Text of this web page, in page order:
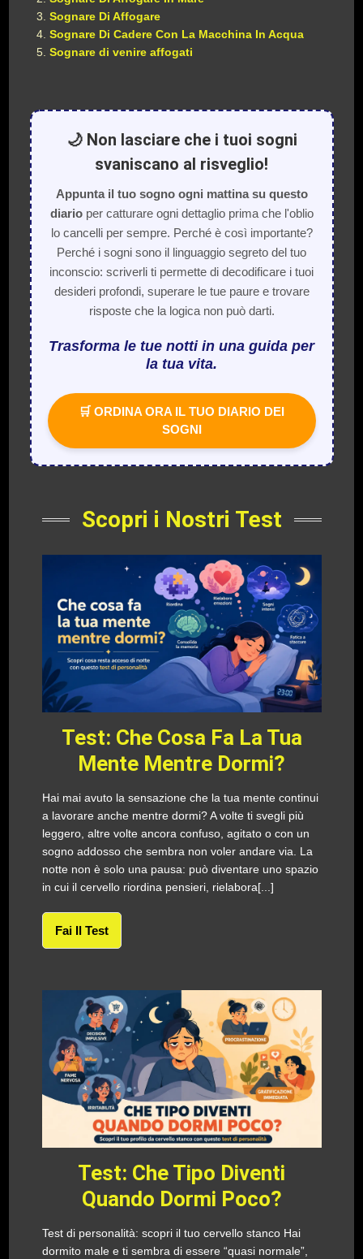
Sognare Di Affogare
Sognare Di Cadere Con La Macchina In Acqua
Sognare di venire affogati
🌙 Non lasciare che i tuoi sogni
svaniscano al risveglio!
Appunta il tuo sogno ogni mattina su questo
diarioper catturare ogni dettaglio prima che l'oblio
lo cancelli per sempre. Perché è così importante?
Perché i sogni sono il linguaggio segreto del tuo
inconscio: scriverli ti permette di decodificare i tuoi
desideri profondi, superare le tue paure e trovare
risposte che la logica non può darti.
Trasforma le tue notti in una guida per
la tua vita.
🛒 ORDINA ORA IL TUO DIARIO DEI
SOGNI
Scopri i Nostri Test
Test: Che Cosa Fa La Tua
Mente Mentre Dormi?
Hai mai avuto la sensazione che la tua mente continui
a lavorare anche mentre dormi? A volte ti svegli più
leggero, altre volte ancora confuso, agitato o con un
sogno addosso che sembra non voler andare via. La
notte non è solo una pausa: può diventare uno spazio
in cui il cervello riordina pensieri, rielabora[...]
Fai Il Test
Test: Che Tipo Diventi
Quando Dormi Poco?
Test di personalità: scopri il tuo cervello stanco Hai
dormito male e ti sembra di essere “quasi normale”,